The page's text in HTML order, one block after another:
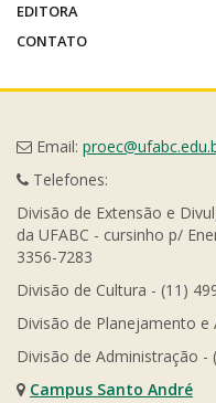
EDITORA
CONTATO
Email:
Telefones:
Divisão de Extensão e
da UFABC - cursinho p/
3356-7283
Divisão de Cultura - (11)
Divisão de Planejamento e
Divisão de Administração -
Campus Santo André